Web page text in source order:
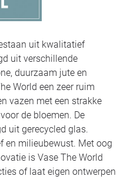
uit kwalitatief
uit verschillende
duurzaam jute en
World een zeer ruim
vazen met een strakke
de bloemen. De
uit gerecycled glas.
en milieubewust. Met oog
is Vase The World
of laat eigen ontwerpen